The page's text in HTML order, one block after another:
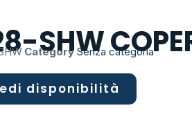
SHW
Category Senza categoria
disponibilità